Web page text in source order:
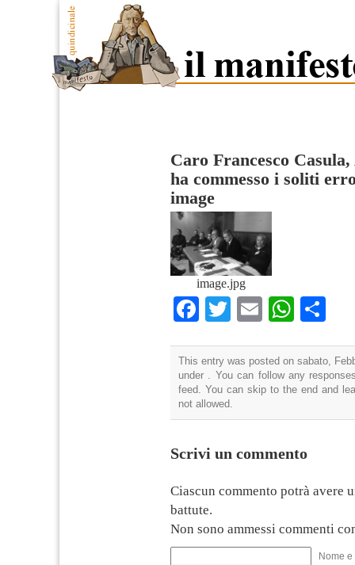
Caro Francesco
ha commesso i soliti
image
image.jpg
Facebook
TwitterEmail
This entry was posted on sabato,
under . You can follow any
feed. You can skip to the end and
not allowed.
Scrivi un commento
Ciascun commento potrà avere
battute.
Non sono ammessi commenti
Nome